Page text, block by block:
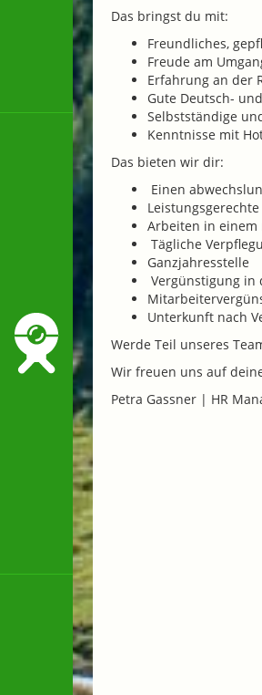
Das bringst du mit:
Freundliches,
Freude am
Erfahrung an der
Gute Deutsch-
Selbstständige
Kenntnisse mit
Das bieten wir dir:
Einen
Arbeiten in einem
Tägliche
Ganzjahresstelle
Vergünstigung in
Unterkunft nach
Werde Teil unseres
Wir freuen uns auf
Petra Gassner | HR